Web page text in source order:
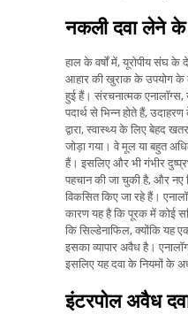
नकली दवा लेने के
हाल के वर्षों में, यूरोपीय संघ के
आहार की खुराक के उपयोग
हुई हैं। संरचनात्मक एनालॉग्स,
पदार्थ से भिन्न होते हैं,
द्वारा, स्वास्थ्य के लिए बेहद
जोड़ा गया। वे मूल या बहुत
हैं। इसलिए और भी गंभीर
पहचान की जा चुकी है, और नए
विकसित किए जा रहे हैं।
कारण यह है कि पूरक में कोई
कि सिल्डेनाफिल, क्योंकि यह
इसका व्यापार अवैध है।
इसलिए यह दवा के नियमों के
इंटरपोल अवैध